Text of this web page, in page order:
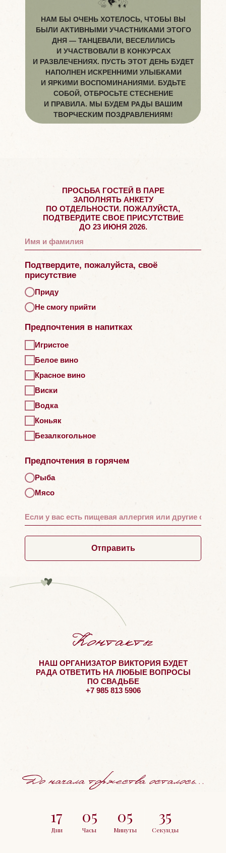
НАМ БЫ ОЧЕНЬ ХОТЕЛОСЬ, ЧТОБЫ ВЫ
БЫЛИ АКТИВНЫМИ УЧАСТНИКАМИ ЭТОГО
ДНЯ — ТАНЦЕВАЛИ, ВЕСЕЛИЛИСЬ
И УЧАСТВОВАЛИ В КОНКУРСАХ
И РАЗВЛЕЧЕНИЯХ. ПУСТЬ ЭТОТ ДЕНЬ БУДЕТ
НАПОЛНЕН ИСКРЕННИМИ УЛЫБКАМИ
И ЯРКИМИ ВОСПОМИНАНИЯМИ. БУДЬТЕ
СОБОЙ, ОТБРОСЬТЕ СТЕСНЕНИЕ
И ПРАВИЛА. МЫ БУДЕМ РАДЫ ВАШИМ
ТВОРЧЕСКИМ ПОЗДРАВЛЕНИЯМ!
ПРОСЬБА ГОСТЕЙ В ПАРЕ
ЗАПОЛНЯТЬ АНКЕТУ
ПО ОТДЕЛЬНОСТИ. ПОЖАЛУЙСТА,
ПОДТВЕРДИТЕ СВОЕ ПРИСУТСТВИЕ
ДО 23 ИЮНЯ 2026.
Подтвердите, пожалуйста, своё
присутствие
Приду
Не смогу прийти
Предпочтения в напитках
Игристое
Белое вино
Красное вино
Виски
Водка
Коньяк
Безалкогольное
Предпочтения в горячем
Рыба
Мясо
Отправить
НАШ ОРГАНИЗАТОР ВИКТОРИЯ БУДЕТ
РАДА ОТВЕТИТЬ НА ЛЮБЫЕ ВОПРОСЫ
ПО СВАДЬБЕ
+7 985 813 5906
17
Дни
05
Часы
05
Минуты
34
Секунды